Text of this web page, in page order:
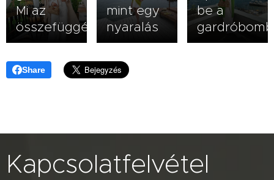
Mi az
összefüggés?
mint egy
nyaralás
be a
Share
Kapcsolatfelvétel